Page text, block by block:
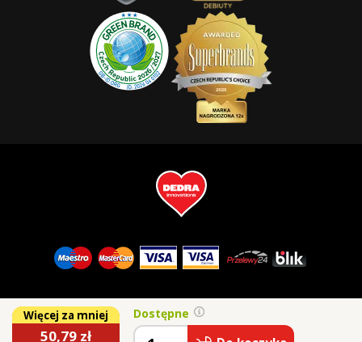
Więcej za mniej
50,79 zł
Dostępne